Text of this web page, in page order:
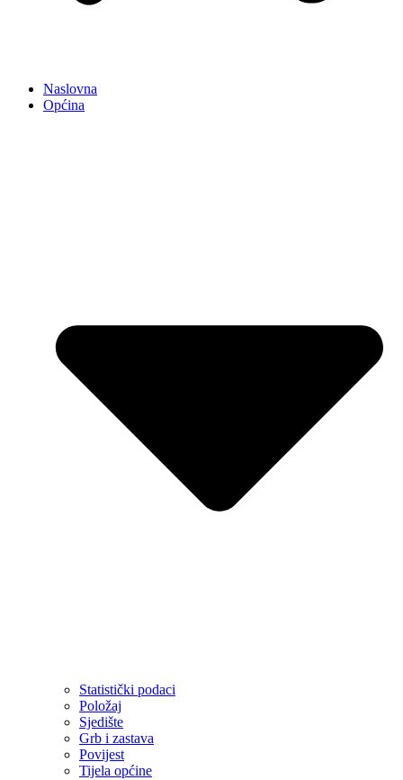
Naslovna
Općina
Statistički podaci
Položaj
Sjedište
Grb i zastava
Povijest
Tijela općine